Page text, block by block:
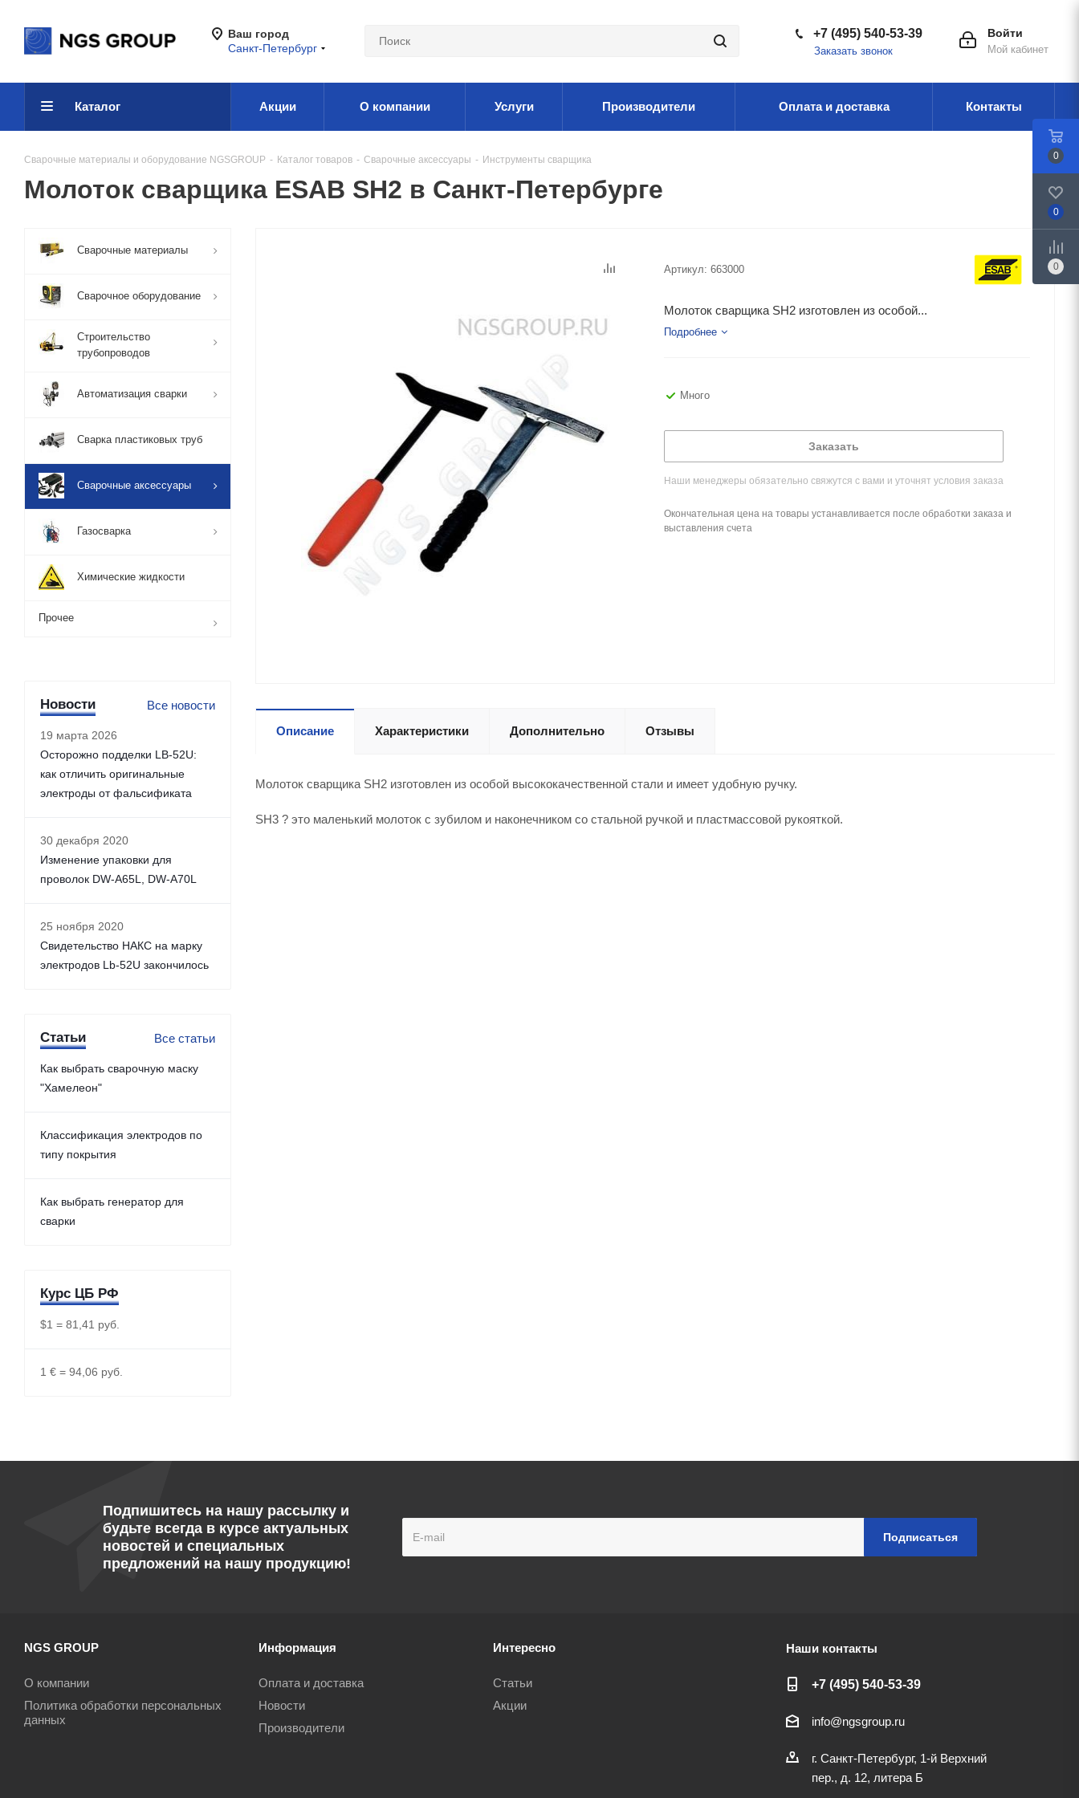
Ваш город
Санкт-Петербург
Войти
Мой кабинет
+7 (495) 540-53-39
Заказать звонок
Каталог Акции О компании Услуги Производители Оплата и доставка Контакты
Сварочные материалы и оборудование NGSGROUP - Каталог товаров - Сварочные аксессуары - Инструменты сварщика
Молоток сварщика ESAB SH2 в Санкт-Петербурге
Артикул: 663000
Молоток сварщика SH2 изготовлен из особой...
Подробнее
Много
Заказать
Наши менеджеры обязательно свяжутся с вами и уточнят условия заказа
Окончательная цена на товары устанавливается после обработки заказа и
выставления счета
Описание Характеристики Дополнительно Отзывы
Молоток сварщика SH2 изготовлен из особой высококачественной стали и имеет удобную ручку.
SH3 ? это маленький молоток с зубилом и наконечником со стальной ручкой и пластмассовой рукояткой.
Сварочные материалы
Сварочное оборудование
Строительство
трубопроводов
Автоматизация сварки
Сварка пластиковых труб
Сварочные аксессуары
Газосварка
Химические жидкости
Прочее
Новости Все новости
19 марта 2026
Осторожно подделки LB-52U:
как отличить оригинальные
электроды от фальсификата
30 декабря 2020
Изменение упаковки для
проволок DW-A65L, DW-A70L
25 ноября 2020
Свидетельство НАКС на марку
электродов Lb-52U закончилось
Статьи Все статьи
Как выбрать сварочную маску
"Хамелеон"
Классификация электродов по
типу покрытия
Как выбрать генератор для
сварки
Курс ЦБ РФ
$1 = 81,41 руб.
1 € = 94,06 руб.
Подпишитесь на нашу рассылку и
будьте всегда в курсе актуальных
новостей и специальных
предложений на нашу продукцию!
NGS GROUP
О компании
Политика обработки персональных
данных
Информация
Оплата и доставка
Новости
Производители
Интересно
Статьи
Акции
Наши контакты
+7 (495) 540-53-39
info@ngsgroup.ru
г. Санкт-Петербург, 1-й Верхний
пер., д. 12, литера Б
0
0
0